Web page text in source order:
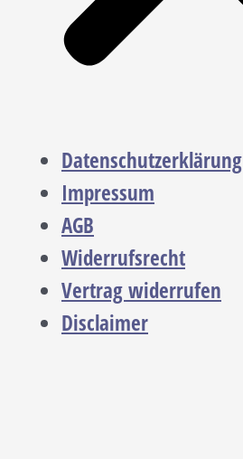
Datenschutzerklärung
Impressum
AGB
Widerrufsrecht
Vertrag widerrufen
Disclaimer